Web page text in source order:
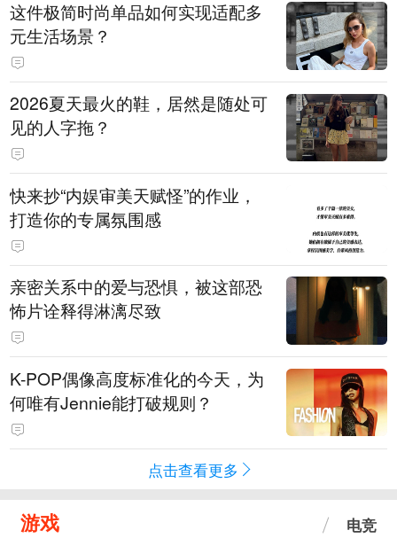
这件极简时尚单品如何实现适配多
元生活场景？
2026夏天最火的鞋，居然是随处可
见的人字拖？
快来抄“内娱审美天赋怪”的作业，
打造你的专属氛围感
亲密关系中的爱与恐惧，被这部恐
怖片诠释得淋漓尽致
K-POP偶像高度标准化的今天，为
何唯有Jennie能打破规则？
点击查看更多
游戏 电竞